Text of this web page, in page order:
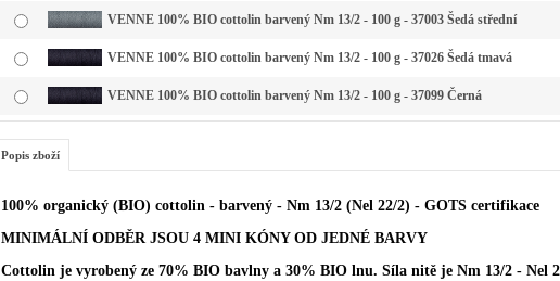
VENNE 100% BIO cottolin barvený Nm 13/2 - 100 g - 37003 Šedá střední
VENNE 100% BIO cottolin barvený Nm 13/2 - 100 g - 37026 Šedá tmavá
VENNE 100% BIO cottolin barvený Nm 13/2 - 100 g - 37099 Černá
Popis zboží
100% organický (BIO) cottolin - barvený - Nm 13/2 (Nel 22/2) - GOTS certifikace
MINIMÁLNÍ ODBĚR JSOU 4 MINI KÓNY OD JEDNÉ BARVY
Cottolin je vyrobený ze 70% BIO bavlny a 30% BIO lnu. Síla nitě je Nm 13/2 - Nel